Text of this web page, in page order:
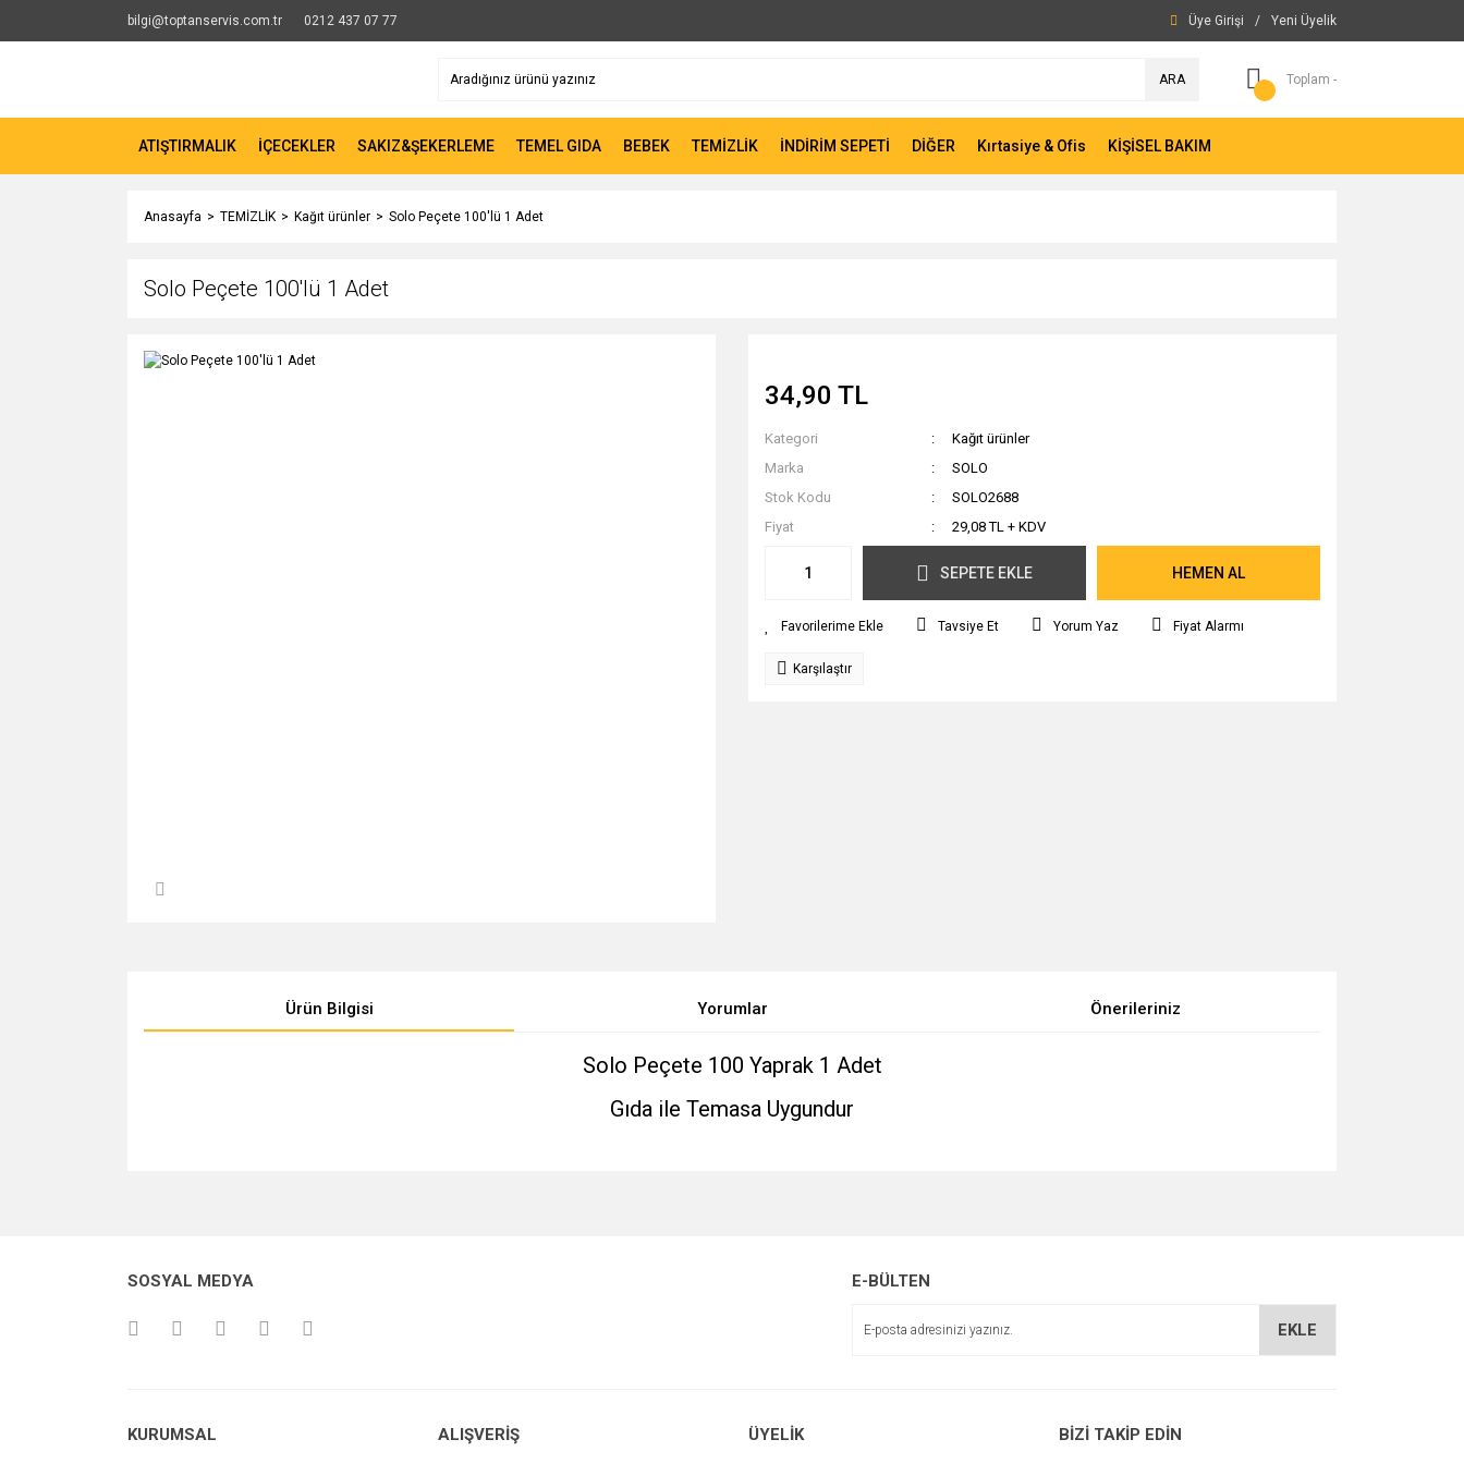
bilgi@toptanservis.com.tr 0212 437 07 77 Üye Girişi / Yeni Üyelik
ARA Toplam -
ATIŞTIRMALIK İÇECEKLER SAKIZ&ŞEKERLEME TEMEL GIDA BEBEK TEMİZLİK İNDİRİM SEPETİ DİĞER Kırtasiye & Ofis KİŞİSEL BAKIM
Anasayfa TEMİZLİK Kağıt ürünler Solo Peçete 100'lü 1 Adet
Solo Peçete 100'lü 1 Adet
34,90 TL
Kategori
Kağıt ürünler
Marka
SOLO
Stok Kodu
SOLO2688
Fiyat
29,08 TL + KDV
SEPETE EKLE HEMEN AL
Tavsiye Et Yorum Yaz Fiyat Alarmı
Karşılaştır
Ürün Bilgisi Yorumlar Önerileriniz
Solo Peçete 100 Yaprak 1 Adet
Gıda ile Temasa Uygundur
Ürün açıklamasında eksik bilgiler bulunuyor.
SOSYAL MEDYA E-BÜLTEN
EKLE
KURUMSAL ALIŞVERİŞ ÜYELİK BİZİ TAKİP EDİN